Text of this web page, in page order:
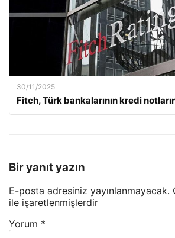
30/11/2025
Fitch, Türk bankalarının kredi
Bir yanıt yazın
E-posta adresiniz yayınlanmayacak.
ile işaretlenmişlerdir
Yorum *